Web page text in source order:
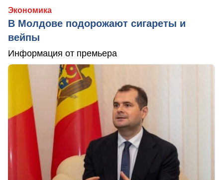
Экономика
В Молдове подорожают сигареты и
вейпы
Информация от премьера